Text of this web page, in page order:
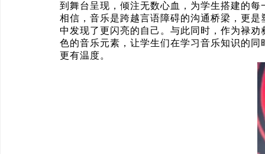
到舞台呈现，倾注无数心血，为学生搭建的
相信，音乐是跨越言语障碍的沟通桥梁，更
中发现了更闪亮的自己。与此同时，作为禄
色的音乐元素，让学生们在学习音乐知识的
更有温度。